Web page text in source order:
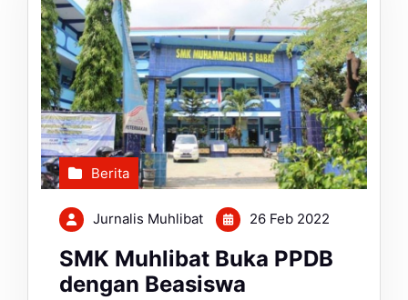
Berita
Jurnalis Muhlibat 26 Feb 2022
SMK Muhlibat Buka PPDB
dengan Beasiswa